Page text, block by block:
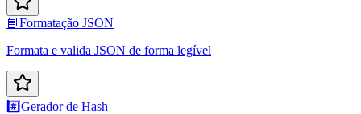
📘Formatação JSON
Formata e valida JSON de forma legível
#️⃣Gerador de Hash